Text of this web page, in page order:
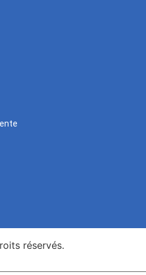
réservés.